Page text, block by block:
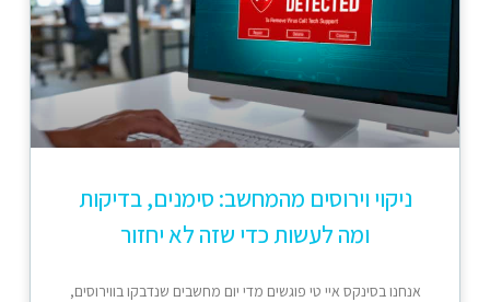
ניקוי וירוסים מהמחשב: סימנים, בדיקות
ומה לעשות כדי שזה לא יחזור
אנחנו בסינקס איי טי פוגשים מדי יום מחשבים שנדבקו בווירוסים,